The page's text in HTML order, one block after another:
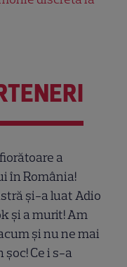
a
în România!
și-a luat Adio
și a murit! Am
și nu ne mai
Ce i s-a